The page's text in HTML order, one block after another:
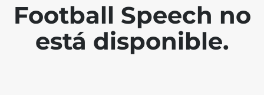
Football Speech no
está disponible.